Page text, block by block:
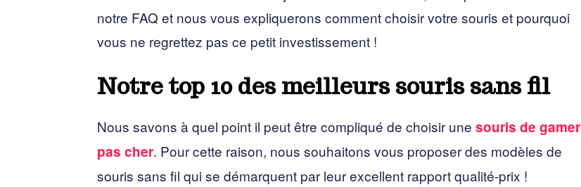
notre FAQ et nous vous expliquerons comment choisir votre souris et pourquoi
vous ne regrettez pas ce petit investissement !
Notre top 10 des meilleurs souris sans fil
Nous savons à quel point il peut être compliqué de choisir une souris de gamer
pas cher. Pour cette raison, nous souhaitons vous proposer des modèles de
souris sans fil qui se démarquent par leur excellent rapport qualité-prix !